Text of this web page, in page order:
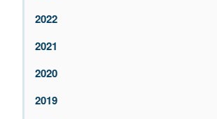
2022
2021
2020
2019